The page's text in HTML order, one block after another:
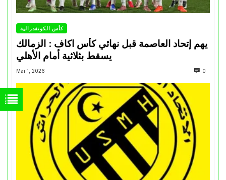
كأس الكونفدرالية
يهم إتحاد العاصمة قبل نهائي كأس اكاف : الزمالك
Mai 1, 2026 0